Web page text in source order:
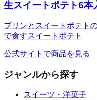
生スイートポテト6本
プリンとスイートポテト
で食すスイートポテト
公式サイトで商品を見る
ジャンルから探す
スイーツ・洋菓子